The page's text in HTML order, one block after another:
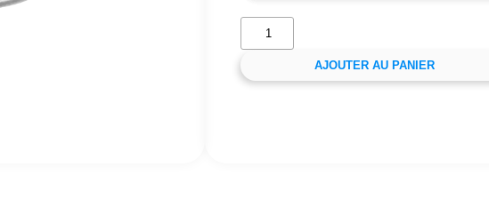
AJOUTER AU PANIER